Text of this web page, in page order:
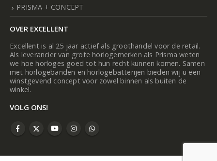
PRISMA + CONCEPT
OVER EXCELLENT
Excellent is al 25 jaar actief als groothandel voor de retail.
Als leverancier van grote horlogemerken als Prisma weten
we hoe horloges goed tot hun recht kunnen komen. Samen
met horlogebanden en horlogebatterijen bieden wij u een
winstgevend concept voor zowel binnen als buiten de
winkel.
VOLG ONS!